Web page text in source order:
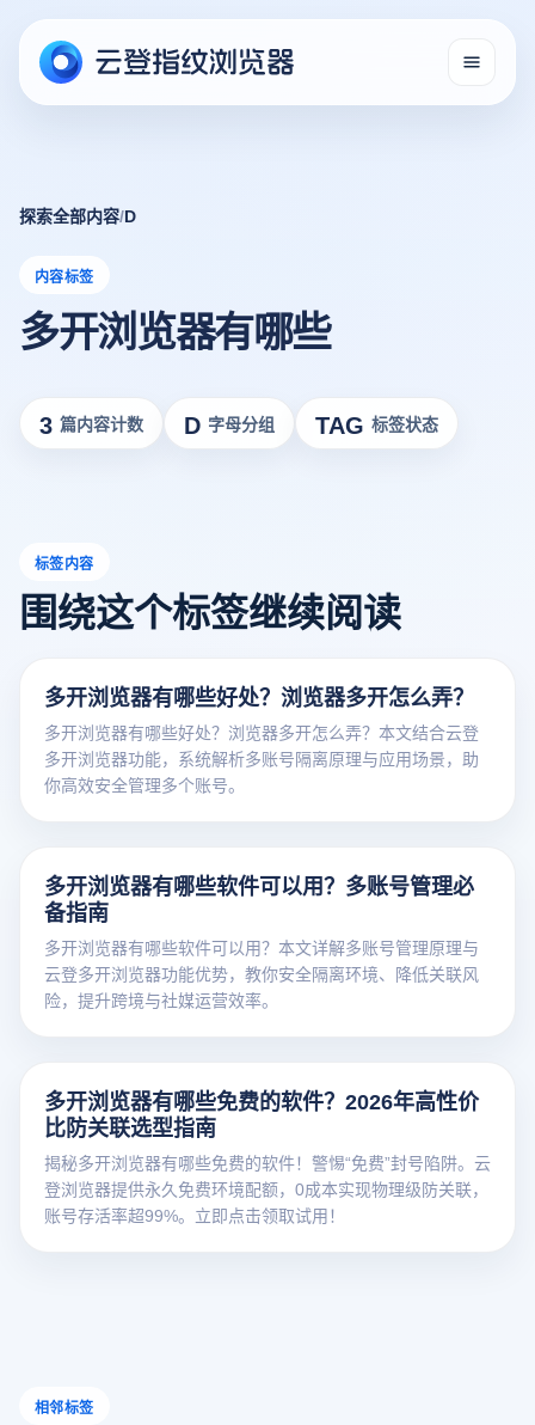
探索全部内容/D
内容标签
多开浏览器有哪些
3 篇内容计数 D 字母分组 TAG 标签状态
标签内容
围绕这个标签继续阅读
多开浏览器有哪些好处？浏览器多开怎么弄？
多开浏览器有哪些好处？浏览器多开怎么弄？本文结合云登
多开浏览器功能，系统解析多账号隔离原理与应用场景，助
你高效安全管理多个账号。
多开浏览器有哪些软件可以用？多账号管理必
备指南
多开浏览器有哪些软件可以用？本文详解多账号管理原理与
云登多开浏览器功能优势，教你安全隔离环境、降低关联风
险，提升跨境与社媒运营效率。
多开浏览器有哪些免费的软件？2026年高性价
比防关联选型指南
揭秘多开浏览器有哪些免费的软件！警惕“免费”封号陷阱。云
登浏览器提供永久免费环境配额，0成本实现物理级防关联，
账号存活率超99%。立即点击领取试用！
相邻标签